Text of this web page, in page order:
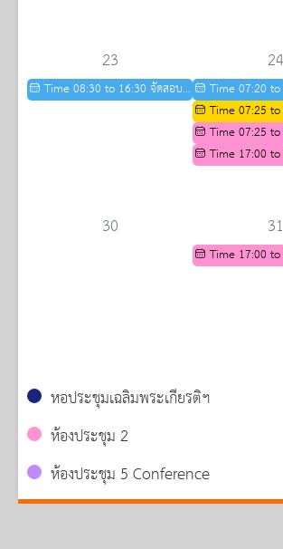
23
Time 08:30 to 16:30 จัดสอบ
24
Time 07:20 to
พี่สอนน้อง
Time 07:25
น้องสาขาชีววิทยา
Time 07:25 to
สาขาคณิตศาสตร์
Time 17:00
ระดับชั้นมัธยมศึกษา
30 31
Time 17:00
หอประชุมเฉลิมพระเกียรติฯ
ห้องประชุม 2
ห้องประชุม 5 Conference